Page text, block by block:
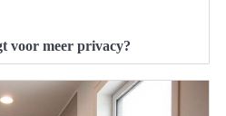
voor meer privacy?